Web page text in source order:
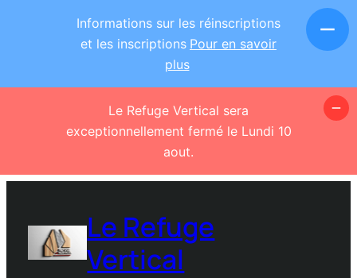
contenu
Le Refuge
Vertical
Informations sur les réinscriptions
et les inscriptions Pour en savoir
plus
Le Refuge Vertical sera
exceptionnellement fermé le Lundi 10
aout.